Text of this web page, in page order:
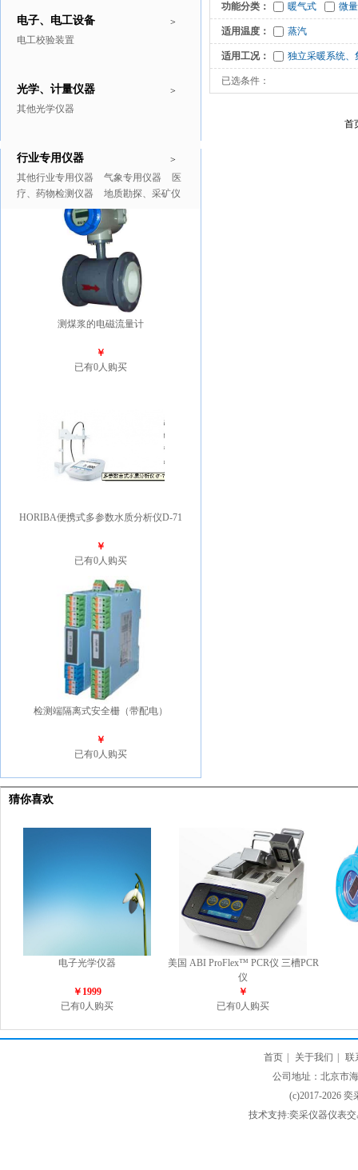
>
电子、电工设备
电工校验装置
>
光学、计量仪器
其他光学仪器
>
行业专用仪器
其他行业专用仪器 气象专用仪器
医
疗、药物检测仪器
地质勘探、采矿仪
推广商品 更多>>
测煤浆的电磁流量计
￥
已有0人购买
HORIBA便携式多参数水质分析仪D-71
￥
已有0人购买
检测端隔离式安全栅（带配电）
￥
已有0人购买
功能分类： 暖气式 微
适用温度： 蒸汽
适用工况： 独立采暖系统、
已选条件：
首
猜你喜欢
电子光学仪器
￥1999
已有0人购买
美国 ABI ProFlex™ PCR仪 三槽PCR
仪
￥
已有0人购买
首页 关于我们
联
公司地址：北京市
(c)2017-2026
技术支持:奕采仪器仪表